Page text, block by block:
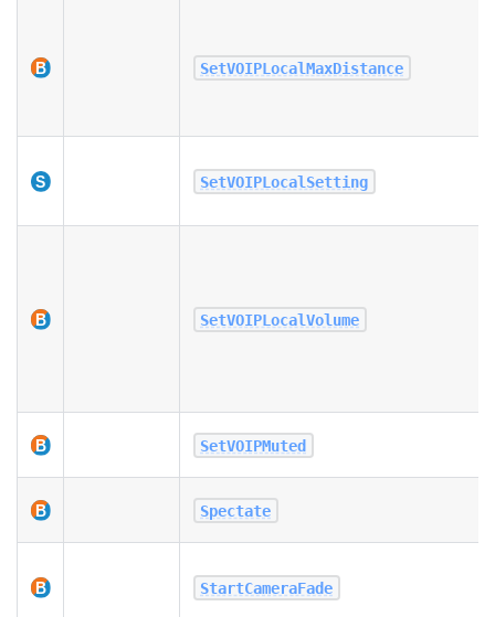
SetVOIPLocalMaxDistance
SetVOIPLocalSetting
SetVOIPLocalVolume
SetVOIPMuted
Spectate
StartCameraFade